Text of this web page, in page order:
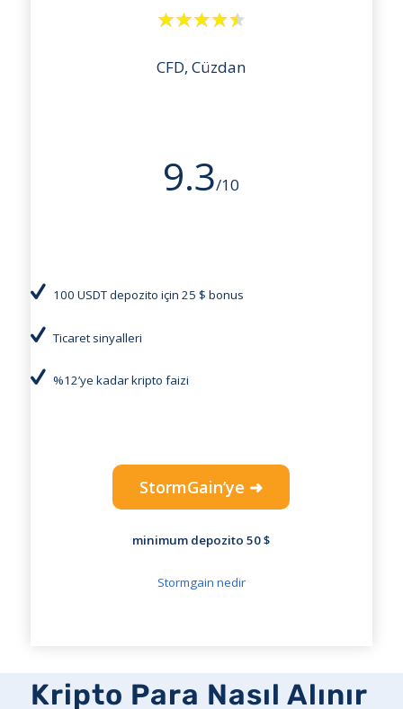
CFD, Cüzdan
9.3/10
100 USDT depozito için 25 $ bonus
Ticaret sinyalleri
%12’ye kadar kripto faizi
StormGain’ye ➜
minimum depozito 50 $
Stormgain nedir
Kripto Para Nasıl Alınır